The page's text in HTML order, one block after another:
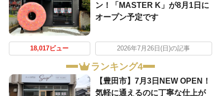
ン！「MASTER K」が8月1日に
オープン予定です
18,017ビュー 2026年7月26日(日)の記事
ランキング4
【豊田市】7月3日NEW OPEN！
気軽に通えるのに丁寧な仕上が